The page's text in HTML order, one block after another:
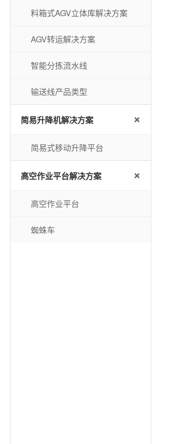
料箱式AGV立体库解决方案
AGV转运解决方案
智能分拣流水线
输送线产品类型
简易升降机解决方案 +
简易式移动升降平台
高空作业平台解决方案 +
高空作业平台
蜘蛛车